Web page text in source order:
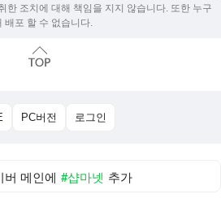
한 조치에 대해 책임을 지지 않습니다. 또한 누구
배포 할 수 없습니다.
PC버전 로그인
버 메인에 #샵마넷 추가